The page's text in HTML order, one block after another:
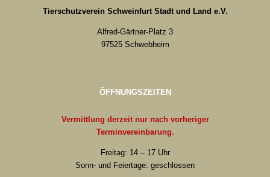
Tierschutzverein Schweinfurt Stadt und Land e.V.
Alfred-Gärtner-Platz 3
97525 Schwebheim
ÖFFNUNGSZEITEN
Vermittlung derzeit nur nach vorheriger
Terminvereinbarung.
Freitag: 14 – 17 Uhr
Sonn- und Feiertage: geschlossen